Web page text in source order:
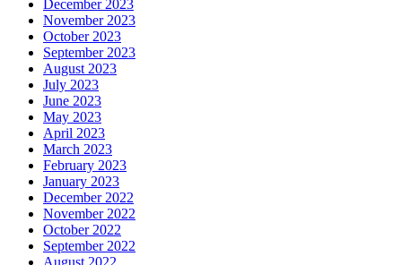
December 2023
November 2023
October 2023
September 2023
August 2023
July 2023
June 2023
May 2023
April 2023
March 2023
February 2023
January 2023
December 2022
November 2022
October 2022
September 2022
August 2022